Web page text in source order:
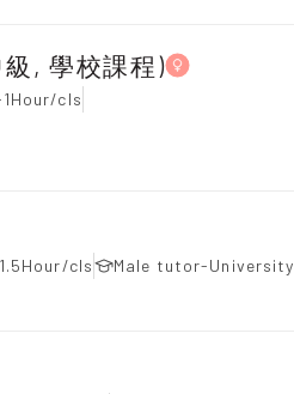
, 學校課程)
cls
cls Male tutor-University